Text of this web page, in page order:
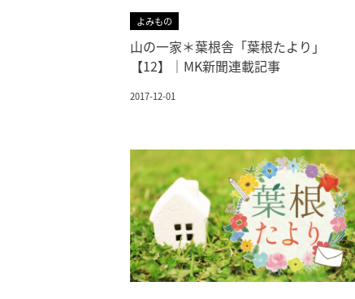
よみもの
山の一家＊葉根舎「葉根たより」
【12】｜MK新聞連載記事
2017-12-01